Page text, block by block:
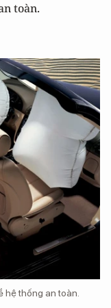
toàn.
hệ thống an toàn.